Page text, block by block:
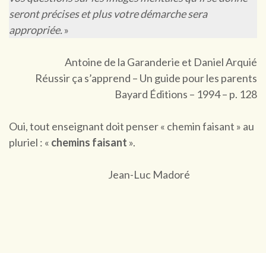
seront précises et plus votre démarche sera
appropriée.»
Antoine de la Garanderie et Daniel Arquié
Réussir ça s’apprend – Un guide pour les parents
Bayard Éditions – 1994 – p. 128
Oui, tout enseignant doit penser « chemin faisant » au
pluriel : « chemins faisant ».
Jean-Luc Madoré